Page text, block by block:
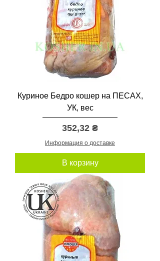
Куриное Бедро кошер на ПЕСАХ,
УК, вес
Цена
352,32 ₴
Информация о доставке
В корзину